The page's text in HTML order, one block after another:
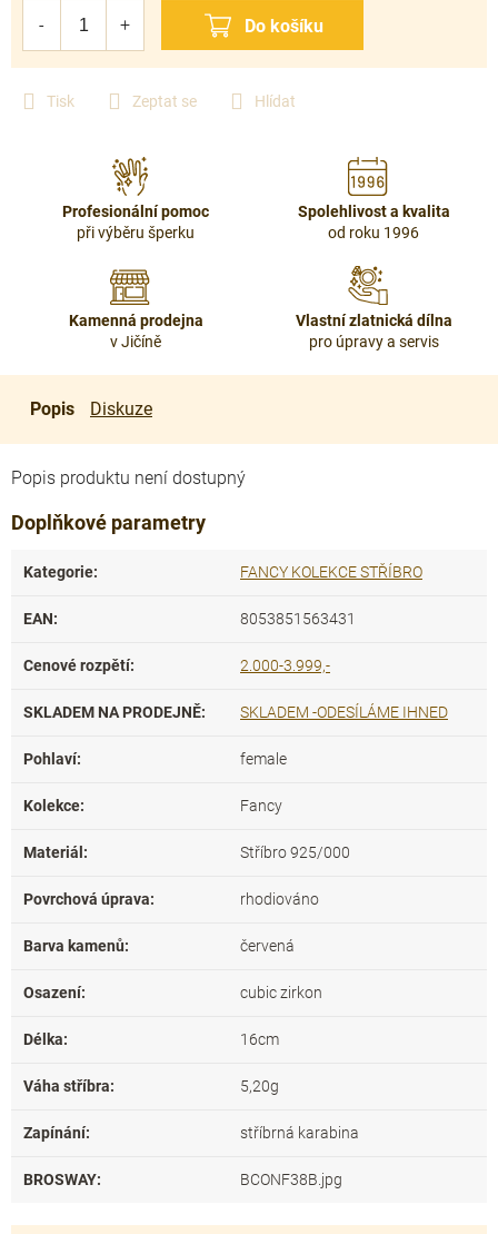
Tisk Zeptat se Hlídat
Profesionální pomoc
při výběru šperku
Spolehlivost a kvalita
od roku 1996
Kamenná prodejna
v Jičíně
Vlastní zlatnická dílna
pro úpravy a servis
Popis Diskuze
Popis produktu není dostupný
Doplňkové parametry
Kategorie: FANCY KOLEKCE STŘÍBRO
EAN: 8053851563431
Cenové rozpětí: 2.000-3.999,-
SKLADEM NA PRODEJNĚ: SKLADEM -ODESÍLÁME IHNED
Pohlaví: female
Kolekce: Fancy
Materiál : Stříbro 925/000
Povrchová úprava: rhodiováno
Barva kamenů: červená
Osazení: cubic zirkon
Délka: 16cm
Váha stříbra: 5,20g
Zapínání: stříbrná karabina
BROSWAY: BCONF38B.jpg